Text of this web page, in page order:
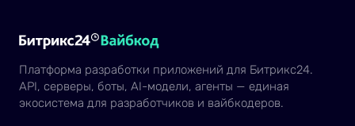
Платформа разработки приложений для Битрикс24.
API, серверы, боты, AI-модели, агенты — единая
экосистема для разработчиков и вайбкодеров.